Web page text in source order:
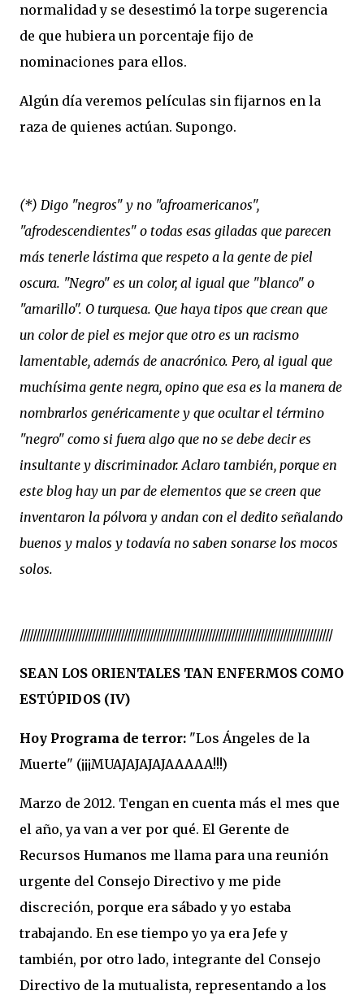
normalidad y se desestimó la torpe sugerencia
de que hubiera un porcentaje fijo de
nominaciones para ellos.
Algún día veremos películas sin fijarnos en la
raza de quienes actúan. Supongo.
(*) Digo "negros" y no "afroamericanos",
"afrodescendientes" o todas esas giladas que parecen
más tenerle lástima que respeto a la gente de piel
oscura. "Negro" es un color, al igual que "blanco" o
"amarillo". O turquesa. Que haya tipos que crean que
un color de piel es mejor que otro es un racismo
lamentable, además de anacrónico. Pero, al igual que
muchísima gente negra, opino que esa es la manera de
nombrarlos genéricamente y que ocultar el término
"negro" como si fuera algo que no se debe decir es
insultante y discriminador. Aclaro también, porque en
este blog hay un par de elementos que se creen que
inventaron la pólvora y andan con el dedito señalando
buenos y malos y todavía no saben sonarse los mocos
solos.
////////////////////////////////////////////////////////////////////////////////////////////////
SEAN LOS ORIENTALES TAN ENFERMOS COMO
ESTÚPIDOS (IV)
Hoy Programa de terror: "Los Ángeles de la
Muerte" (¡¡¡MUAJAJAJAJAAAAA!!!)
Marzo de 2012. Tengan en cuenta más el mes que
el año, ya van a ver por qué. El Gerente de
Recursos Humanos me llama para una reunión
urgente del Consejo Directivo y me pide
discreción, porque era sábado y yo estaba
trabajando. En ese tiempo yo ya era Jefe y
también, por otro lado, integrante del Consejo
Directivo de la mutualista, representando a los